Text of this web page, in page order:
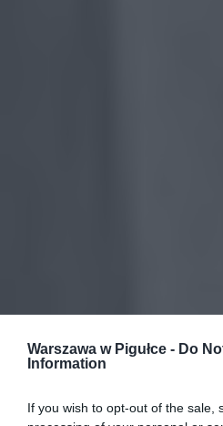
Warszawa w Pigułce - Do
Information
If you wish to opt-out of the sale,